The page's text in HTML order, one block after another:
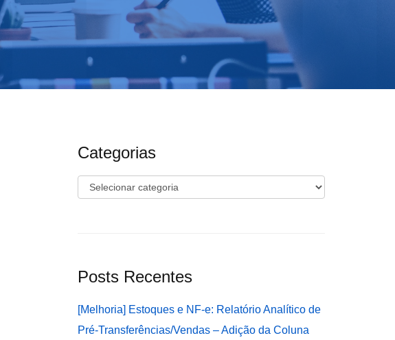
Categorias
Categorias
Posts Recentes
[Melhoria] Estoques e NF-e: Relatório Analítico de
Pré-Transferências/Vendas – Adição da Coluna